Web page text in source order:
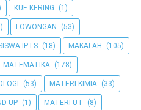
KUE KERING (1)
LOWONGAN (53)
IPTS (18) MAKALAH (105)
MATEMATIKA (178)
(53) MATERI KIMIA (33)
UP (1) MATERI UT (8)